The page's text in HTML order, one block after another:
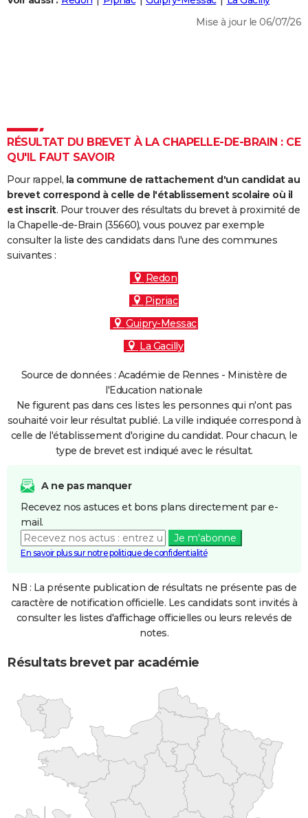
DICTIONNAIRE
Dictionnaire
Biographies
Citations
Expressions
Proverbes
PROGRAMME TV
COPAINS D'AVANT
S'inscrire
Se connecter
Lycées
Collèges
Primaires
Universités
Entreprises
Service militaire
Avis de recherche
AVIS DE DÉCÈS
FORUM
Mise à jour le 06/07/26
RÉSULTAT DU BREVET À LA CHAPELLE-DE-BRAIN : CE
QU'IL FAUT SAVOIR
Pour rappel, la commune de rattachement d'un candidat au
brevet correspond à celle de l'établissement scolaire où il
est inscrit. Pour trouver des résultats du brevet à proximité de
la Chapelle-de-Brain (35660), vous pouvez par exemple
consulter la liste des candidats dans l'une des communes
suivantes :
Redon
Pipriac
Guipry-Messac
La Gacilly
Source de données : Académie de Rennes - Ministère de
l'Education nationale
Ne figurent pas dans ces listes les personnes qui n'ont pas
souhaité voir leur résultat publié. La ville indiquée correspond à
celle de l'établissement d'origine du candidat. Pour chacun, le
type de brevet est indiqué avec le résultat.
A ne pas manquer
Recevez nos astuces et bons plans directement par e-
mail.
Je m'abonne
En savoir plus sur notre politique de confidentialité
NB : La présente publication de résultats ne présente pas de
caractère de notification officielle. Les candidats sont invités à
consulter les listes d'affichage officielles ou leurs relevés de
notes.
Résultats brevet par académie